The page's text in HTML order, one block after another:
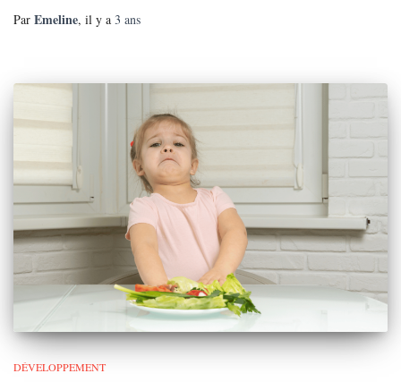
Par Emeline, il y a 3 ans
DÉVELOPPEMENT